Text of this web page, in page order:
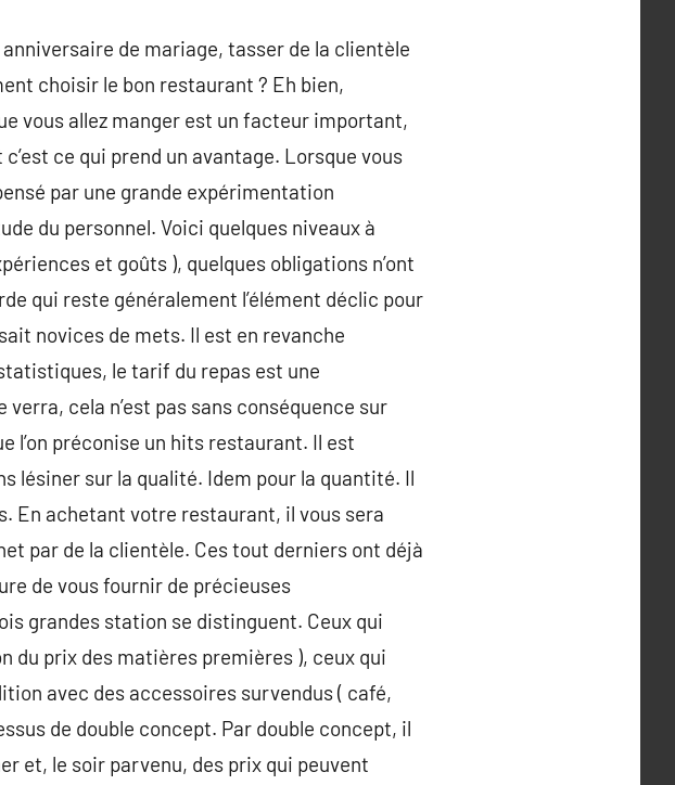
de mariage, tasser de la clientèle
choisir le bon restaurant ? Eh bien,
vous allez manger est un facteur important,
ce qui prend un avantage. Lorsque vous
par une grande expérimentation
du personnel. Voici quelques niveaux à
et goûts ), quelques obligations n’ont
qui reste généralement l’élément déclic pour
novices de mets. Il est en revanche
le tarif du repas est une
cela n’est pas sans conséquence sur
l’on préconise un hits restaurant. Il est
lésiner sur la qualité. Idem pour la quantité. Il
En achetant votre restaurant, il vous sera
par de la clientèle. Ces tout derniers ont déjà
de vous fournir de précieuses
grandes station se distinguent. Ceux qui
du prix des matières premières ), ceux qui
avec des accessoires survendus ( café,
de double concept. Par double concept, il
et, le soir parvenu, des prix qui peuvent